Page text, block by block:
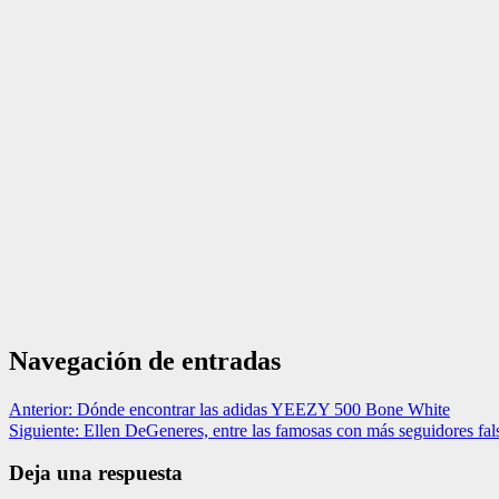
Navegación de entradas
Anterior: Dónde encontrar las adidas YEEZY 500 Bone White
Siguiente: Ellen DeGeneres, entre las famosas con más seguidores
Deja una respuesta